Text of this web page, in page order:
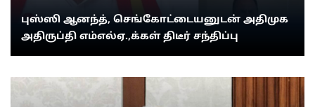
புஸ்ஸி ஆனந்த், செங்கோட்டையனுடன் அதிமுக
அதிருப்தி எம்எல்ஏ.,க்கள் திடீர் சந்திப்பு